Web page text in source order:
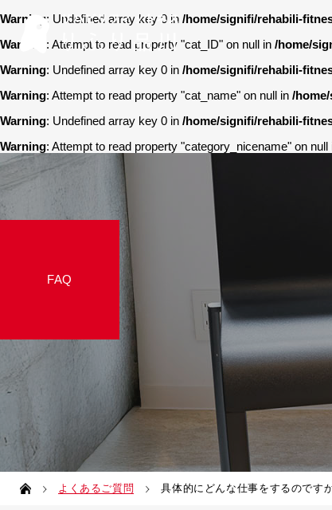
Warning: Undefined array key 0 in /home/signifi/rehabili-
Warning : Attempt to read property "cat_ID" on null in /home/
Warning: Undefined array key 0 in /home/signifi/rehabili-
Warning: Attempt to read property "cat_name" on null in /
Warning: Undefined array key 0 in /home/signifi/rehabili-
Warning: Attempt to read property "category_nicename" on null
FAQ
よくあるご質問 具体的にどんな仕事をするのです